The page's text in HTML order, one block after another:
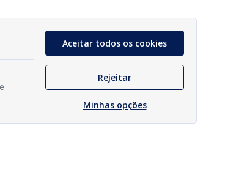
Aceitar todos os cookies
Rejeitar
Minhas opções